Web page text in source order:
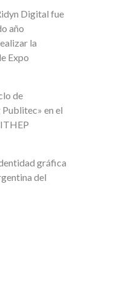
Digital fue
año
la
Expo
de
en el
gráfica
del